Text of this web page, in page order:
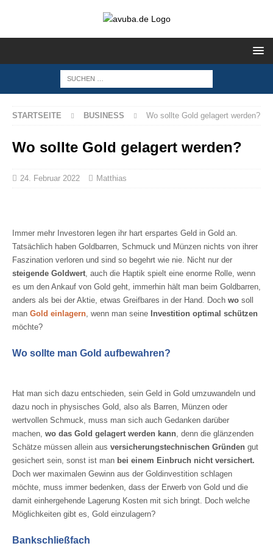
STARTSEITE BUSINESS Wo sollte Gold gelagert werden?
Wo sollte Gold gelagert werden?
24. Februar 2022 Matthias
Immer mehr Investoren legen ihr hart erspartes Geld in Gold an.
Tatsächlich haben Goldbarren, Schmuck und Münzen nichts von ihrer
Faszination verloren und sind so begehrt wie nie. Nicht nur der
steigende Goldwert, auch die Haptik spielt eine enorme Rolle, wenn
es um den Ankauf von Gold geht, immerhin hält man beim Goldbarren,
anders als bei der Aktie, etwas Greifbares in der Hand. Doch wo soll
man Gold einlagern, wenn man seine Investition optimal schützen
möchte?
Wo sollte man Gold aufbewahren?
Hat man sich dazu entschieden, sein Geld in Gold umzuwandeln und
dazu noch in physisches Gold, also als Barren, Münzen oder
wertvollen Schmuck, muss man sich auch Gedanken darüber
machen, wo das Gold gelagert werden kann, denn die glänzenden
Schätze müssen allein aus versicherungstechnischen Gründen gut
gesichert sein, sonst ist man bei einem Einbruch nicht versichert.
Doch wer maximalen Gewinn aus der Goldinvestition schlagen
möchte, muss immer bedenken, dass der Erwerb von Gold und die
damit einhergehende Lagerung Kosten mit sich bringt. Doch welche
Möglichkeiten gibt es, Gold einzulagern?
Bankschließfach